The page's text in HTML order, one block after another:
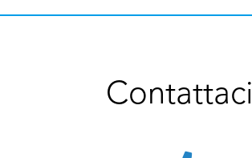
Contattaci